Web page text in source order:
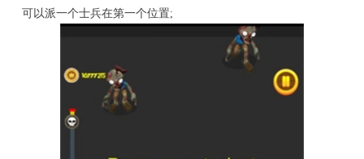
可以派一个士兵在第一个位置;